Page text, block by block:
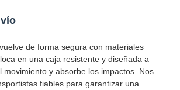
de forma segura con materiales
en una caja resistente y diseñada a
movimiento y absorbe los impactos. Nos
fiables para garantizar una